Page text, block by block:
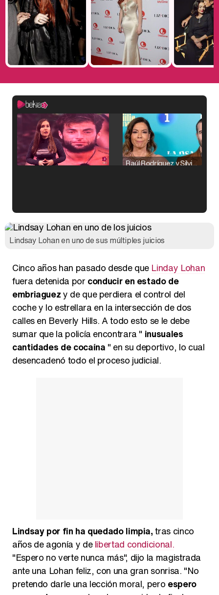
Raúl Rodríguez y Silvia Taulés nos cuentan su papel en 'La familia de la tele'
Lindsay Lohan en uno de sus múltiples juicios
Cinco años han pasado desde que Linday Lohan
fuera detenida por conducir en estado de
embriaguezy de que perdiera el control del
coche y lo estrellara en la intersección de dos
calles en Beverly Hills. A todo esto se le debe
sumar que la policía encontrara " inusuales
cantidades de cocaína " en su deportivo, lo cual
desencadenó todo el proceso judicial.
Lindsay por fin ha quedado limpia,tras cinco
años de agonía y delibertad condicional.
"Espero no verte nunca más", dijo la magistrada
ante una Lohan feliz, con una gran sonrisa. "No
pretendo darle una lección moral, pero espero